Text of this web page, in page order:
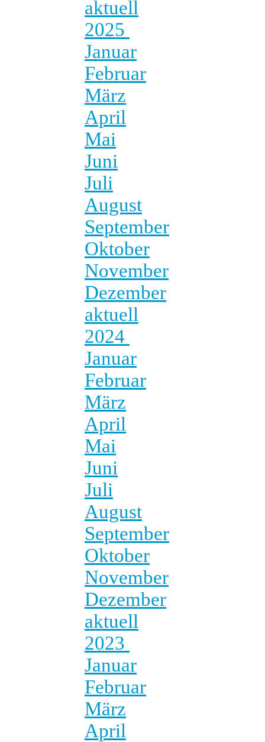
aktuell
2025
Januar
Februar
März
April
Mai
Juni
Juli
August
September
Oktober
November
Dezember
aktuell
2024
Januar
Februar
März
April
Mai
Juni
Juli
August
September
Oktober
November
Dezember
aktuell
2023
Januar
Februar
März
April